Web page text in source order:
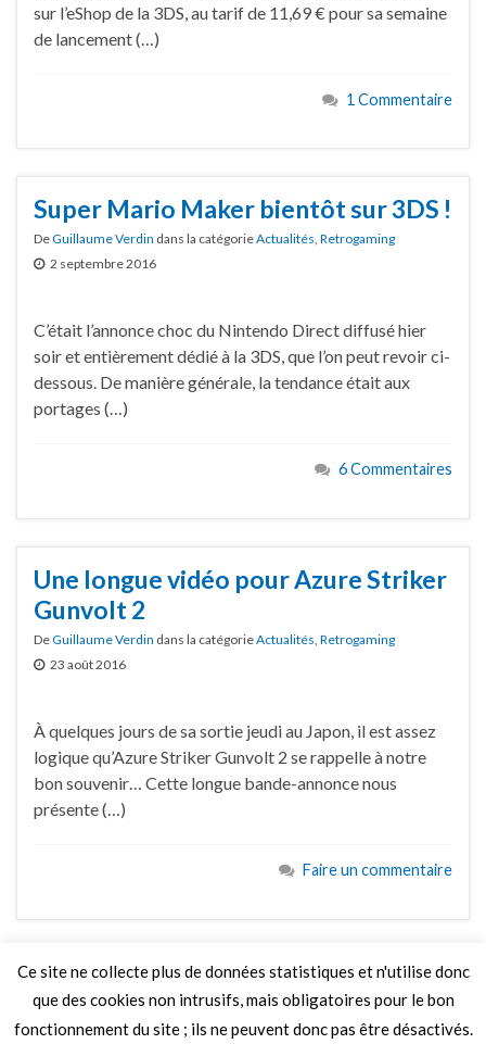
sur l’eShop de la 3DS, au tarif de 11,69 € pour sa semaine
de lancement (…)
1 Commentaire
Super Mario Maker bientôt sur 3DS !
DeGuillaume Verdin dans la catégorieActualités, Retrogaming
2 septembre 2016
C’était l’annonce choc du Nintendo Direct diffusé hier
soir et entièrement dédié à la 3DS, que l’on peut revoir ci-
dessous. De manière générale, la tendance était aux
portages (…)
6 Commentaires
Une longue vidéo pour Azure Striker
Gunvolt 2
DeGuillaume Verdin dans la catégorieActualités Retrogaming
23 août 2016
À quelques jours de sa sortie jeudi au Japon, il est assez
logique qu’Azure Striker Gunvolt 2 se rappelle à notre
bon souvenir… Cette longue bande-annonce nous
présente (…)
Faire un commentaire
LIRE PLUS
Ce site ne collecte plus de données statistiques et n'utilise donc
que des cookies non intrusifs, mais obligatoires pour le bon
fonctionnement du site ; ils ne peuvent donc pas être désactivés.